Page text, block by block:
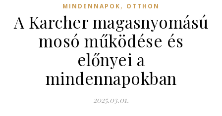
MINDENNAPOK, OTTHON
A Karcher magasnyomású
mosó működése és
előnyei a
mindennapokban
2025.03.01.